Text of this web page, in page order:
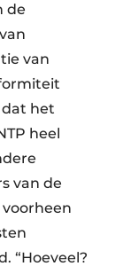
de
van
dat het
heel
van de
“Hoeveel?